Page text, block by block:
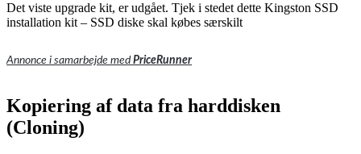
Det viste upgrade kit, er udgået. Tjek i stedet dette Kingston SSD
installation kit – SSD diske skal købes særskilt
Annonce i samarbejde med PriceRunner
Kopiering af data fra harddisken
(Cloning)